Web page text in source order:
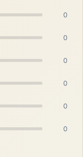
0
0
0
0
0
0